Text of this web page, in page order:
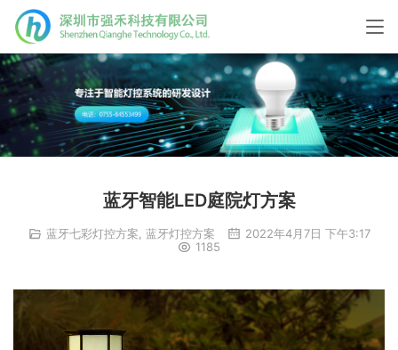
蓝牙智能LED庭院灯方案
蓝牙七彩灯控方案 蓝牙灯控方案
2022年4月7日 下午3:17
1185